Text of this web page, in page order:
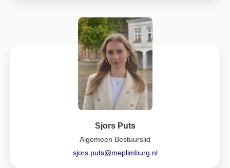
Sjors Puts
Algemeen Bestuurslid
sjors.puts@meplimburg.nl